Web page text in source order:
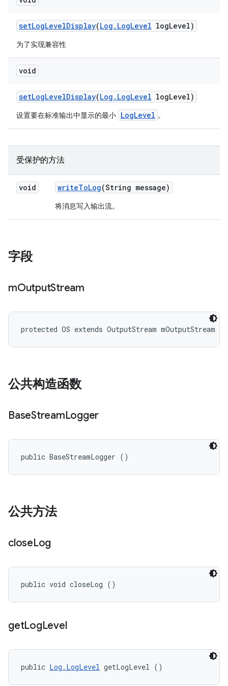
setLogLevelDisplay(Log . LogLevel logLevel)
为了实现兼容性
void
setLogLevelDisplay(Log . LogLevel logLevel)
设置要在标准输出中显示的最小 LogLevel 。
受保护的方法
void writeToLog(String message)
将消息写入输出流。
字段
mOutputStream
protected OS extends OutputStream mOutputStream
公共构造函数
BaseStreamLogger
public BaseStreamLogger ()
公共方法
closeLog
public void closeLog ()
getLogLevel
public Log.LogLevel getLogLevel ()